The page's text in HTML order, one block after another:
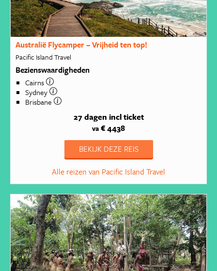
Australië Flycamper – Vrijheid ten top!
Pacific Island Travel
Bezienswaardigheden
Cairns
Sydney
Brisbane
27 dagen incl ticket
va € 4438
BEKIJK DEZE REIS
Alle reizen van Pacific Island Travel